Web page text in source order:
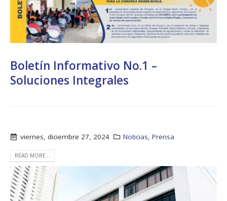
Boletín Informativo No.1 –
Soluciones Integrales
viernes, diciembre 27, 2024 Noticias, Prensa
READ MORE...